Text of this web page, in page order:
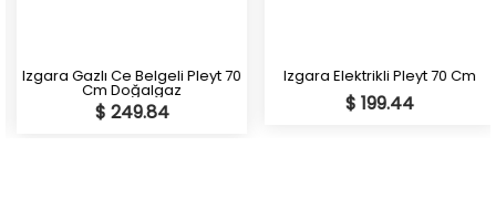
Izgara Gazlı Ce Belgeli Pleyt 70
Cm Doğalgaz
$ 249.84
Izgara Elektrikli Pleyt 70 Cm
$ 199.44